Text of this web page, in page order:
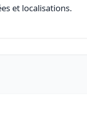
et localisations.